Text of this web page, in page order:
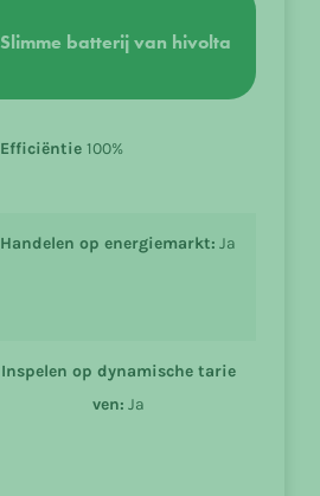
Slimme batterij van hivolta
Efficiëntie100%
Handelen op energiemarkt: Ja
Inspelen op dynamische tarie
ven: Ja